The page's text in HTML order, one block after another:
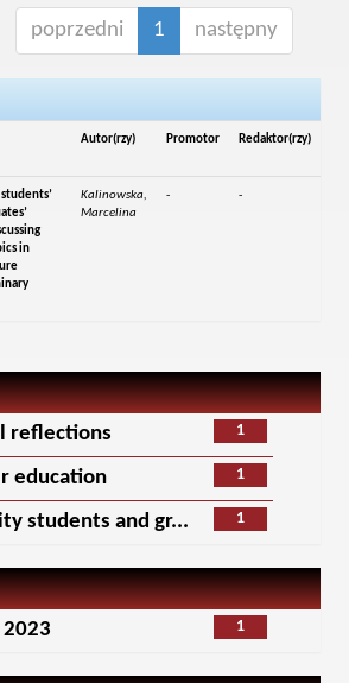
poprzedni 1 następny
Autor(rzy) Promotor Redaktor(rzy)
in
Kalinowska,
Marcelina
- -
1
reflections
1
education
1
students and gr...
1
2023